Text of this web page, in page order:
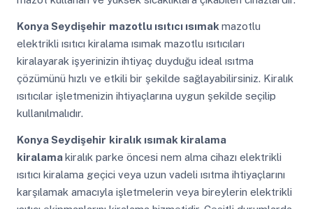
Konya Seydişehir mazotlu ısıtıcı ısımak mazotlu
elektrikli ısıtıcı kiralama ısımak mazotlu ısıtıcıları
kiralayarak işyerinizin ihtiyaç duyduğu ideal ısıtma
çözümünü hızlı ve etkili bir şekilde sağlayabilirsiniz. Kiralık
ısıtıcılar işletmenizin ihtiyaçlarına uygun şekilde seçilip
kullanılmalıdır.
Konya Seydişehir kiralık ısımak kiralama
kiralamakiralık parke öncesi nem alma cihazı elektrikli
ısıtıcı kiralama geçici veya uzun vadeli ısıtma ihtiyaçlarını
karşılamak amacıyla işletmelerin veya bireylerin elektrikli